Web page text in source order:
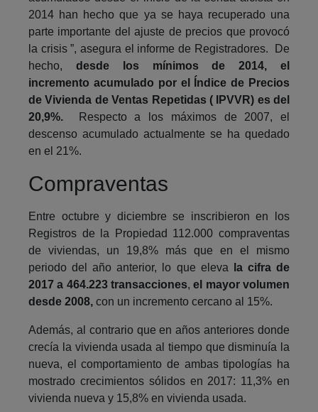
2014 han hecho que ya se haya recuperado una
parte importante del ajuste de precios que provocó
la crisis ”, asegura el informe de Registradores. De
hecho, desde los mínimos de 2014, el
incremento acumulado por el Índice de Precios
de Vivienda de Ventas Repetidas ( IPVVR) es del
20,9%.
Respecto a los máximos de 2007, el
descenso acumulado actualmente se ha quedado
en el 21%.
Compraventas
Entre octubre y diciembre se inscribieron en los
Registros de la Propiedad 112.000 compraventas
de viviendas, un 19,8% más que en el mismo
periodo del año anterior, lo que eleva la cifra de
2017 a 464.223 transacciones, el mayor volumen
desde 2008, con un incremento cercano al 15%.
Además, al contrario que en años anteriores donde
crecía la vivienda usada al tiempo que disminuía la
nueva, el comportamiento de ambas tipologías ha
mostrado crecimientos sólidos en 2017: 11,3% en
vivienda nueva y 15,8% en vivienda usada.